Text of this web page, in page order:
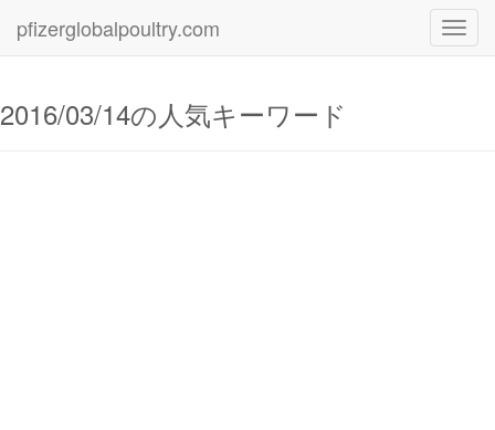
pfizerglobalpoultry.com
2016/03/14の人気キーワード